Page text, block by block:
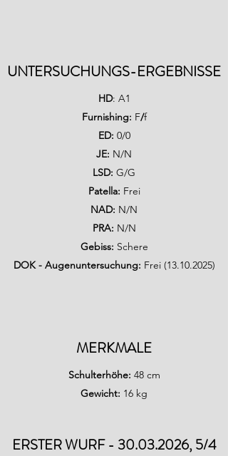
UNTERSUCHUNGS-ERGEBNISSE
HD: A1
Furnishing: F/f
ED: 0/0
JE: N/N
LSD: G/G
Patella: Frei
NAD: N/N
PRA: N/N
Gebiss: Schere
DOK - Augenuntersuchung: Frei (13.10.2025)
MERKMALE
Schulterhöhe: 48 cm
Gewicht: 16 kg
ERSTER WURF - 30.03.2026, 5/4